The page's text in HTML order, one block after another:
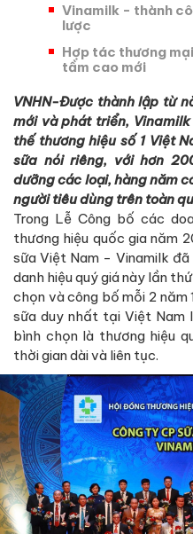
Vinamilk - thành
lược
Hợp tác thương
tầm cao mới
VNHN-Được thành lập từ
mới và phát triển,
thế thương hiệu số 1 Việt
sữa nói riêng, với hơn
dưỡng các loại, hàng năm
người tiêu dùng trên toàn
Trong Lễ Công bố các
thương hiệu quốc gia năm
sữa Việt Nam - Vinamilk
danh hiệu quý giá này lần
chọn và công bố mỗi 2 năm
sữa duy nhất tại Việt Nam
bình chọn là thương hiệu
thời gian dài và liên tục.